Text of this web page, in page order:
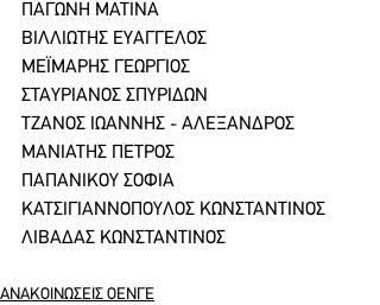
ΠΑΓΩΝΗ ΜΑΤΙΝΑ
ΒΙΛΛΙΩΤΗΣ ΕΥΑΓΓΕΛΟΣ
ΜΕΪΜΑΡΗΣ ΓΕΩΡΓΙΟΣ
ΣΤΑΥΡΙΑΝΟΣ ΣΠΥΡΙΔΩΝ
ΤΖΑΝΟΣ ΙΩΑΝΝΗΣ - ΑΛΕΞΑΝΔΡΟΣ
ΜΑΝΙΑΤΗΣ ΠΕΤΡΟΣ
ΠΑΠΑΝΙΚΟΥ ΣΟΦΙΑ
ΚΑΤΣΙΓΙΑΝΝΟΠΟΥΛΟΣ ΚΩΝΣΤΑΝΤΙΝΟΣ
ΛΙΒΑΔΑΣ ΚΩΝΣΤΑΝΤΙΝΟΣ
ΑΝΑΚΟΙΝΩΣΕΙΣ ΟΕΝΓΕ